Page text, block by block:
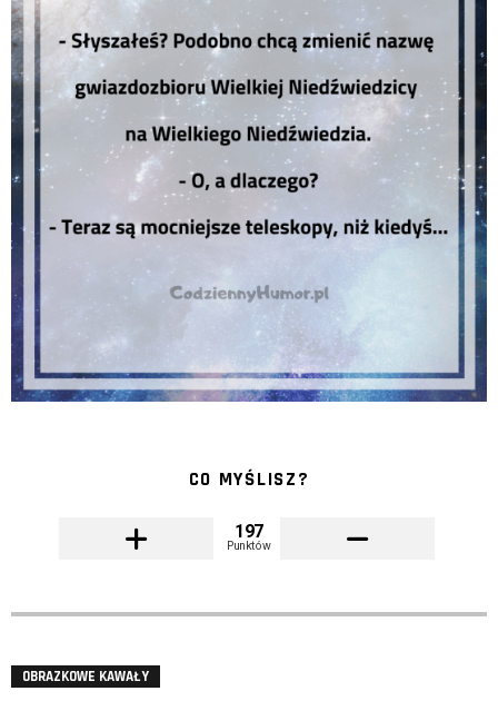
CO MYŚLISZ?
197
Punktów
OBRAZKOWE KAWAŁY